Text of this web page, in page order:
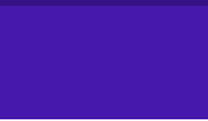
storia della campagna in